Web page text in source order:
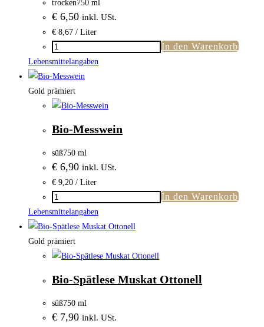
trocken750 ml
€ 6,50 inkl. USt.
€ 8,67 / Liter
Bio-
Welschriesling
Menge
In den Warenkorb
Lebensmittelangaben
Gold prämiert
Bio-Messwein
süß750 ml
€ 6,90 inkl. USt.
€ 9,20 / Liter
Bio-
Messwein
Menge
In den Warenkorb
Lebensmittelangaben
Gold prämiert
Bio-Spätlese Muskat Ottonell
süß750 ml
€ 7,90 inkl. USt.